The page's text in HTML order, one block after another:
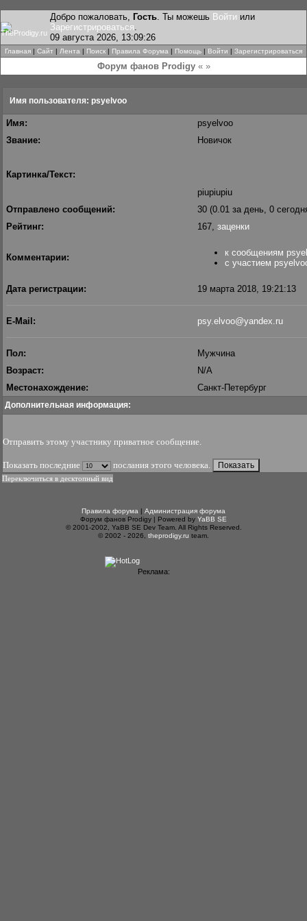
Добро пожаловать, Гость. Ты можешь Войти или
Зарегистрироваться.
09 августа 2026, 13:09:26
Главная | Сайт | Лента | Поиск | Правила Форума | Помощь | Войти | Зарегистрироваться
Форум фанов Prodigy« »
Имя пользователя: psyelvoo
Имя:
psyelvoo
Звание:
Новичок
Картинка/Текст:
piupiupiu
Отправлено сообщений:
30 (0.01 за день, 0
Рейтинг:
167, заценки
Комментарии:
к сообщениям
с участием
Дата регистрации: 19 марта 2018, 19:21:13
E-Mail: psy.elvoo@yandex.ru
Пол:
Мужчина
Возраст:
N/A
Местонахождение:
Санкт-Петербург
Дополнительная информация:
Отправить этому участнику приватное сообщение.
Показать последние послания этого человека.
Переключиться в десктопный вид
Правила форума | Администрация форума
Форум фанов Prodigy | Powered by YaBB SE
© 2001-2002, YaBB SE Dev Team. All Rights Reserved.
© 2002 - 2026, theprodigy.ru team.
Реклама: